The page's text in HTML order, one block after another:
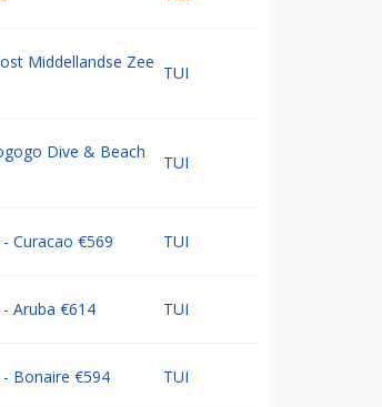
Middellandse Zee
TUI
Dive & Beach
TUI
Curacao €569 TUI
Aruba €614 TUI
Bonaire €594 TUI